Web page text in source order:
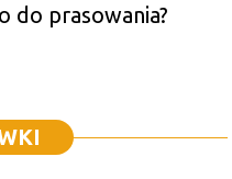
do prasowania?